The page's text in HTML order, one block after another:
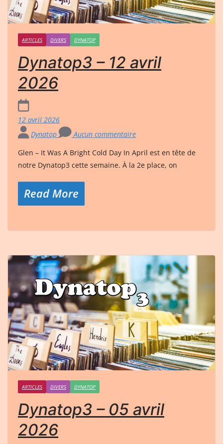
ARTICLES DIVERS DYNATOP
Dynatop3 – 12 avril
2026
12 avril 2026
Dynatop
Aucun commentaire
Glen – It Was A Bright Cold Day In April est en tête de
notre Dynatop3 cette semaine. À la 2e place, on
Read More
ARTICLES DIVERS DYNATOP
Dynatop3 – 05 avril
2026